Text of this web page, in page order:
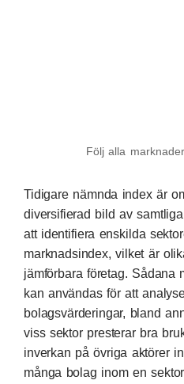
Följ alla
Tidigare nämnda index är
diversifierad bild av
att identifiera enskilda
marknadsindex, vilket är
jämförbara företag. Sådana
kan användas för att
bolagsvärderingar, bland
viss sektor presterar bra
inverkan på övriga aktörer
många bolag inom en